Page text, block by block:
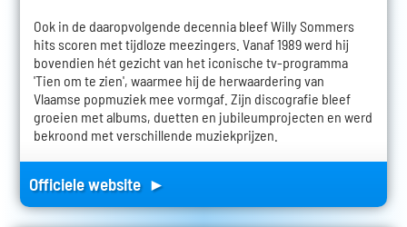
Ook in de daaropvolgende decennia bleef Willy Sommers
hits scoren met tijdloze meezingers. Vanaf 1989 werd hij
bovendien hét gezicht van het iconische tv-programma
'Tien om te zien', waarmee hij de herwaardering van
Vlaamse popmuziek mee vormgaf. Zijn discografie bleef
groeien met albums, duetten en jubileumprojecten en werd
bekroond met verschillende muziekprijzen.
Officiele website ►